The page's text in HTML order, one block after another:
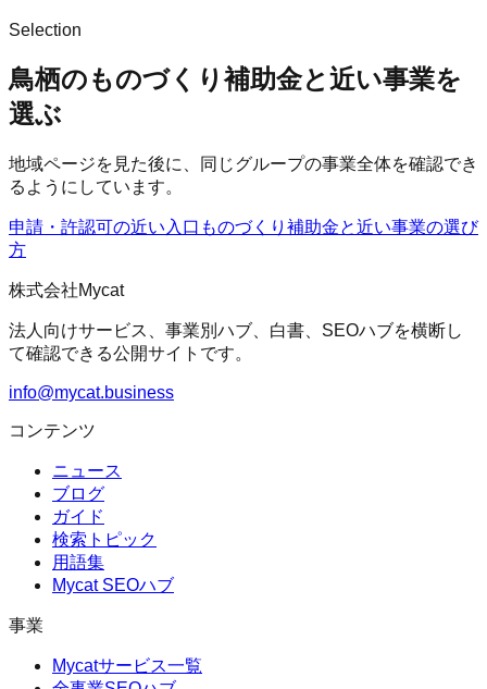
Selection
鳥栖のものづくり補助金と近い事業を
選ぶ
地域ページを見た後に、同じグループの事業全体を確認でき
るようにしています。
申請・許認可の近い入口 ものづくり補助金と近い事業の選び
方
株式会社Mycat
法人向けサービス、事業別ハブ、白書、SEOハブを横断し
て確認できる公開サイトです。
info@mycat.business
コンテンツ
ニュース
ブログ
ガイド
検索トピック
用語集
Mycat SEOハブ
事業
Mycatサービス一覧